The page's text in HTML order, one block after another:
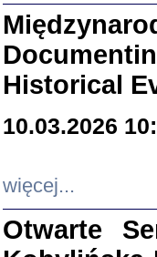
Historical
10.03.2026
więcej...
Otwarte